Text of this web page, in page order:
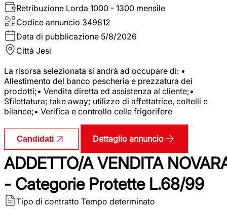
Retribuzione Lorda 1000 - 1300 mensile
Codice annuncio 349812
Data di pubblicazione 5/8/2026
Città Jesi
La risorsa selezionata si andrà ad occupare di: •
Allestimento del banco pescheria e prezzatura dei
prodotti;• Vendita diretta ed assistenza al cliente;•
Sfilettatura; take away; utilizzo di affettatrice, coltelli e
bilance;• Verifica e controllo celle frigorifere
Candidati Dettaglio annuncio
ADDETTO/A VENDITA
- Categorie Protette L.68/99
Tipo di contratto Tempo determinato